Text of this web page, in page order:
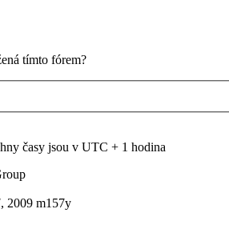
tímto fórem?
časy jsou v UTC + 1 hodina
2009 m157y